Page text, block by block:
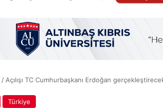
/Açılışı TC Cumhurbaşkanı Erdoğan
Türkiye